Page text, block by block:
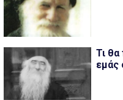
Τι
εμάς